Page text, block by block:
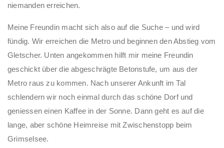
niemanden erreichen.
Meine Freundin macht sich also auf die Suche – und wird
fündig. Wir erreichen die Metro und beginnen den Abstieg vom
Gletscher. Unten angekommen hilft mir meine Freundin
geschickt über die abgeschrägte Betonstufe, um aus der
Metro raus zu kommen. Nach unserer Ankunft im Tal
schlendern wir noch einmal durch das schöne Dorf und
geniessen einen Kaffee in der Sonne. Dann geht es auf die
lange, aber schöne Heimreise mit Zwischenstopp beim
Grimselsee.